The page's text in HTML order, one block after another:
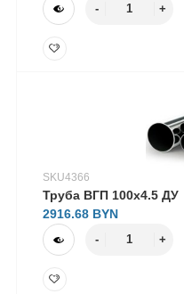
SKU4366
Труба ВГП 100х4.5 ДУ
2916.68